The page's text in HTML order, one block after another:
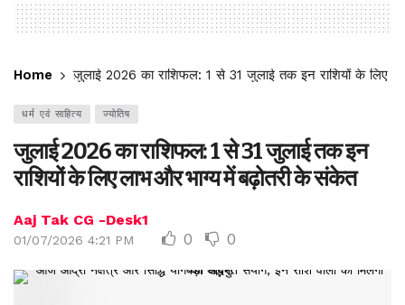
Home जुलाई 2026 का राशिफल: 1 से 31 जुलाई तक इन राशियों के लिए
धर्म एवं साहित्य ज्योतिष
जुलाई 2026 का राशिफल: 1 से 31 जुलाई तक इन
राशियों के लिए लाभ और भाग्य में बढ़ोतरी के संकेत
Aaj Tak CG -Desk1
01/07/2026 4:21 PM 0 0